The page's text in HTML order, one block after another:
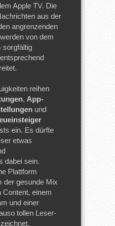
Apple TV. Die
aus der
angrenzenden
von dem
sorgfältig
reihen
, App-
und
ein. Es dürfte
etwas
dabei sein.
Plattform
der gesunde Mix
Content, einem
und einer
tollen Leser-